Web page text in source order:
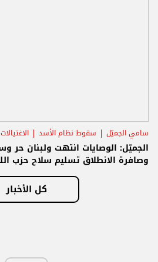
سامي الجميّل سقوط نظام الأسد الاغتيالات
الجميّل: الوصايات انتهت ولبنان
وصافرة الانطلاق تسليم سلاح حزب
كل الأخبار